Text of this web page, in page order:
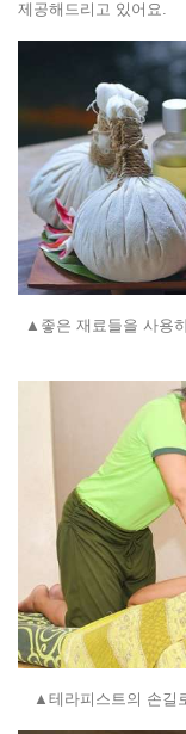
제공해드리고 있어요.
▲좋은 재료들을 사용
▲테라피스트의 손길